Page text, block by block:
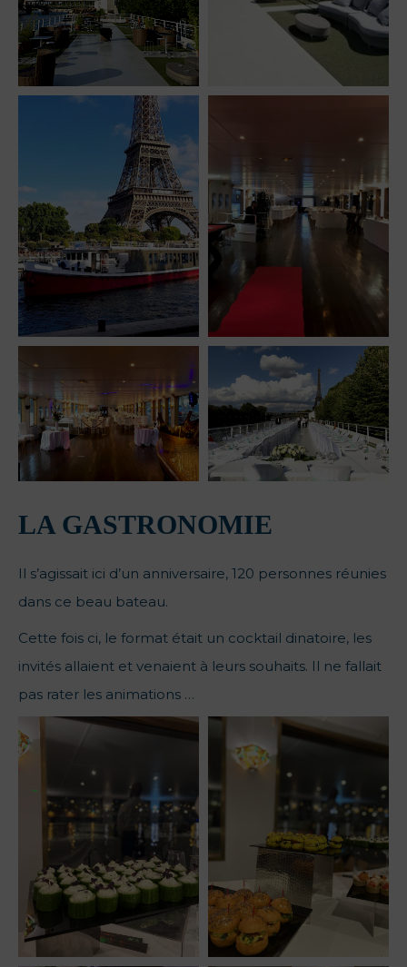
LA GASTRONOMIE
Il s’agissait ici d’un anniversaire, 120 personnes réunies
dans ce beau bateau.
Cette fois ci, le format était un cocktail dinatoire, les
invités allaient et venaient à leurs souhaits. Il ne fallait
pas rater les animations …